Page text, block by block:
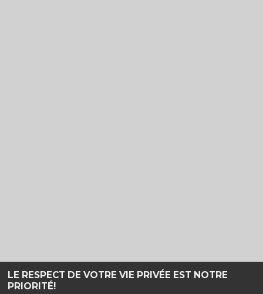
LE RESPECT DE VOTRE VIE PRIVÉE EST NOTRE
PRIORITÉ!